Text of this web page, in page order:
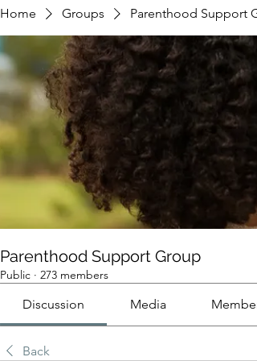
Home Groups Parenthood Support
Parenthood Support Group
Public · 273 members
Discussion Media
Back